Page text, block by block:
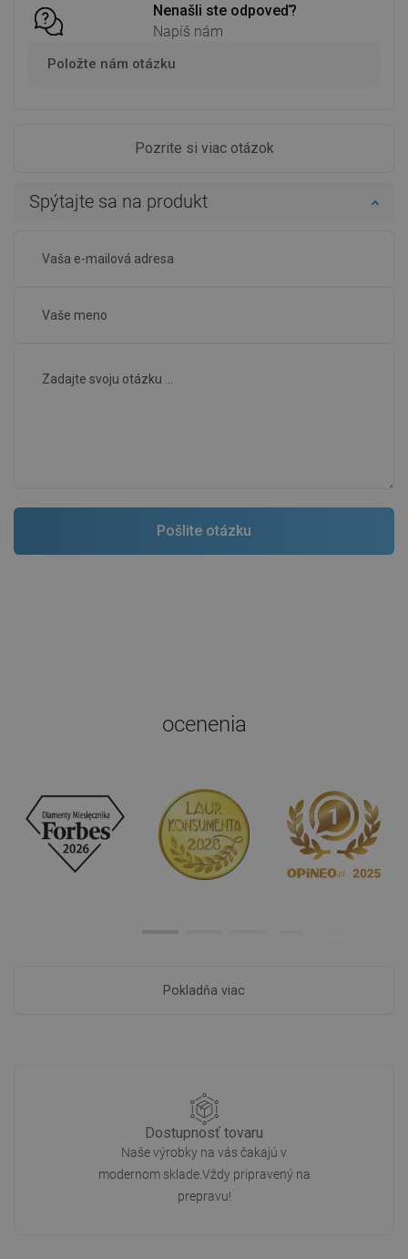
Nenašli ste odpoveď?
Napíš nám
Položte nám otázku
Pozrite si viac otázok
Spýtajte sa na produkt
ocenenia
Pokladňa viac
Dostupnosť tovaru
Naše výrobky na vás čakajú v
modernom sklade.Vždy pripravený na
prepravu!